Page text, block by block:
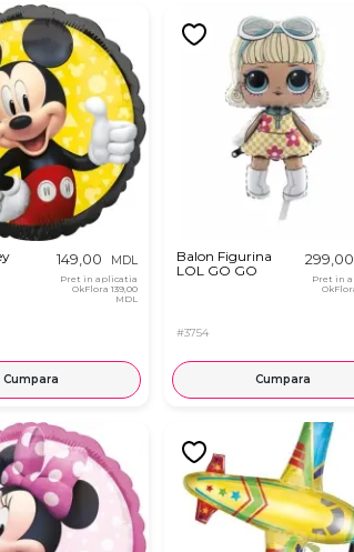
149,00 MDL
Pret in aplicatia
OkFlora 139,00
MDL
Cumpara
Balon Figurina
LOL GO GO
#3754
299,00
Pret in
Cumpara